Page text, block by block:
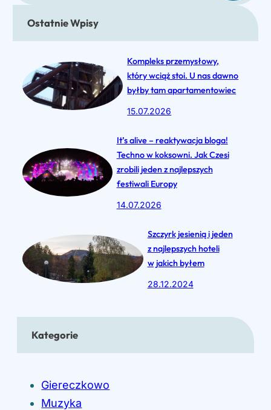
z
u
m
K
i
k
s
N
a
r
c
i
i
s
F
e
s
i
v
a
0
2
4
a
Ostatnie Wpisy
Kompleks przemysłowy,
który wciąż stoi. U nas dawno
byłby tam apartamentowiec
15.07.2026
It’s alive – reaktywacja bloga!
Techno w koksowni. Jak Czesi
zrobili jeden z najlepszych
festiwali Europy
14.07.2026
Szczyrk jesienią i jeden
z najlepszych hoteli
w jakich byłem
28.12.2024
Kategorie
Giereczkowo
Muzyka